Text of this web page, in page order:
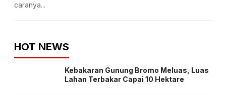
caranya...
HOT NEWS
Kebakaran Gunung Bromo Meluas, Luas
Lahan Terbakar Capai 10 Hektare